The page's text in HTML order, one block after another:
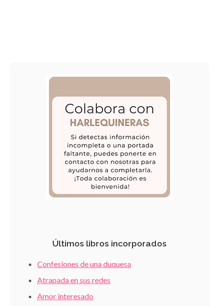
Últimos libros incorporados
Confesiones de una duquesa
Atrapada en sus redes
Amor interesado